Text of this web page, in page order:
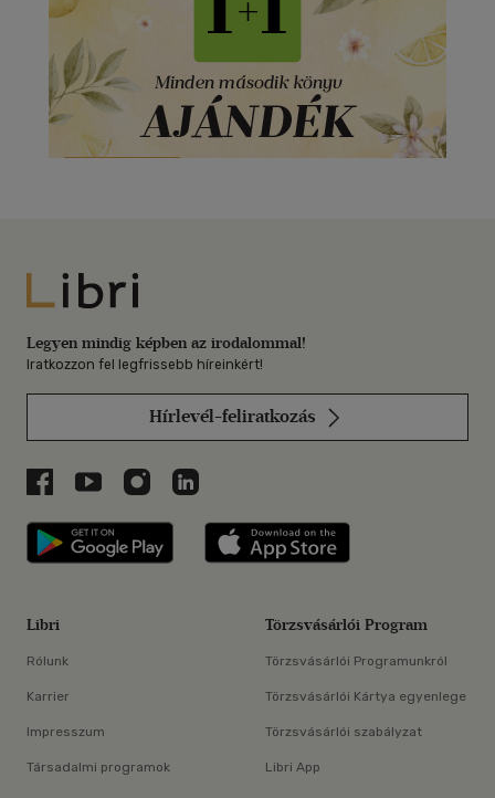
Libri
Legyen mindig képben az irodalommal!
Iratkozzon fel legfrissebb híreinkért!
Hírlevél-feliratkozás
Libri a Facebookon
Libri a Youtube-on
Libri az Instagramon
Libri a LinkedInen
Libri applikáció Szerezd meg: Google
Libri
Rólunk
Karrier
Impresszum
Társadalmi programok
Törzsvásárlói Program
Törzsvásárlói Programunkról
Törzsvásárlói Kártya egyenlege
Törzsvásárlói szabályzat
Libri App